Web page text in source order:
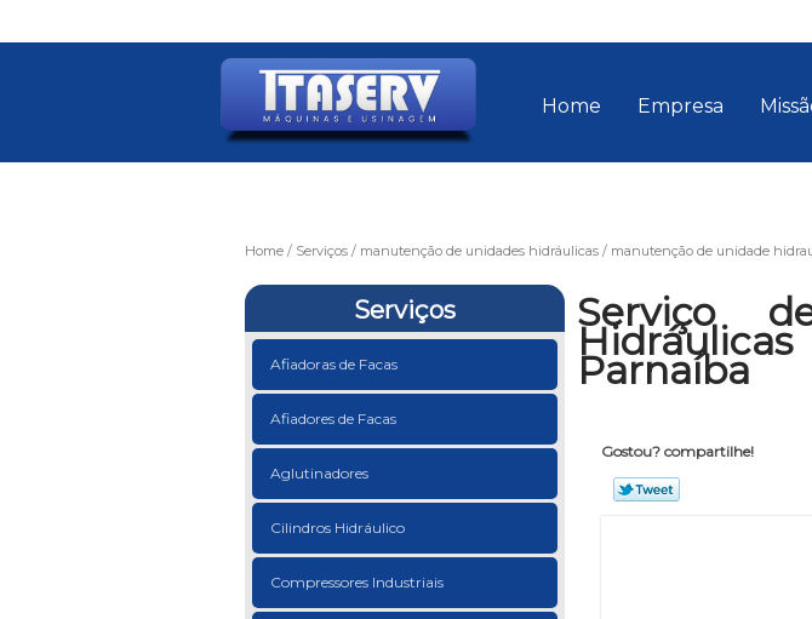
Home Empresa
Home Serviços manutenção de unidades hidráulicas manutenção de unidade
Serviços
Afiadoras de Facas
Afiadores de Facas
Aglutinadores
Cilindros Hidráulico
Compressores Industriais
Serviço
Parnaíba
Gostou? compartilhe!